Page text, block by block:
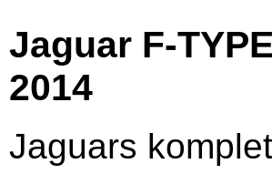
Jaguar F-
2014
Jaguars